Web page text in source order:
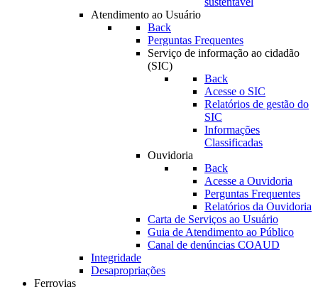
Atendimento ao Usuário
Back
Perguntas Frequentes
Serviço de informação ao cidadão
(SIC)
Back
Acesse o SIC
Relatórios de gestão do
SIC
Informações
Classificadas
Ouvidoria
Back
Acesse a Ouvidoria
Perguntas Frequentes
Relatórios da Ouvidoria
Carta de Serviços ao Usuário
Guia de Atendimento ao Público
Canal de denúncias COAUD
Integridade
Desapropriações
Ferrovias